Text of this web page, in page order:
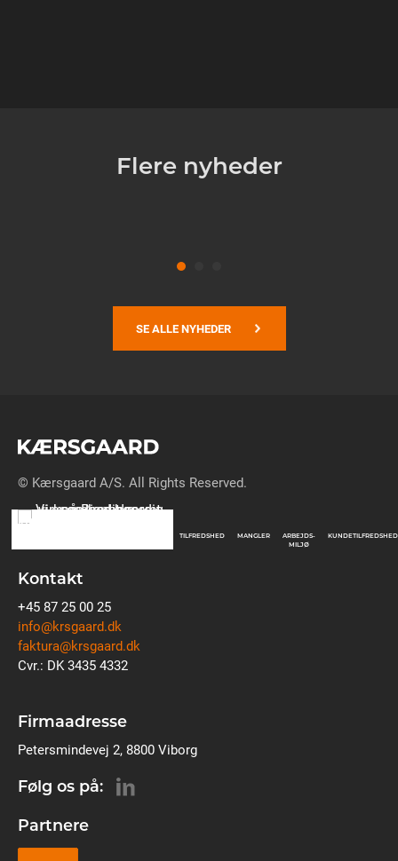
Flere nyheder
SE ALLE NYHEDER
© Kærsgaard A/S. All Rights Reserved.
TILFREDSHED MANGLER
ARBEJDS-
MILJØ
KUNDETILFREDSHED
Kontakt
+45 87 25 00 25
info@krsgaard.dk
faktura@krsgaard.dk
Cvr.: DK 3435 4332
Firmaadresse
Petersmindevej 2, 8800 Viborg
Følg os på:
Partnere